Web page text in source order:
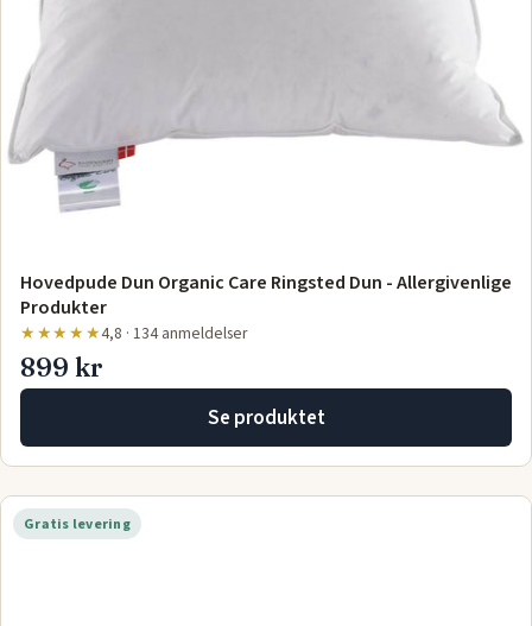
Hovedpude Dun Organic Care Ringsted Dun - Allergivenlige
Produkter
★★★★★4,8 · 134 anmeldelser
899 kr
Se produktet
Gratis levering